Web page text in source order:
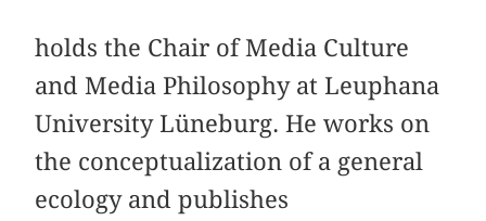
holds the Chair of Media Culture
and Media Philosophy at Leuphana
University Lüneburg. He works on
the conceptualization of a general
ecology and publishes